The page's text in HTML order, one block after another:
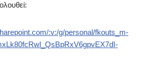
:v:/g/personal/fkouts_m-